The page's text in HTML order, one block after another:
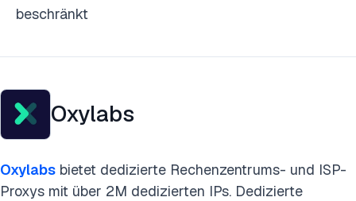
beschränkt
Oxylabs
Oxylabs bietet dedizierte Rechenzentrums- und ISP-
Proxys mit über 2M dedizierten IPs. Dedizierte